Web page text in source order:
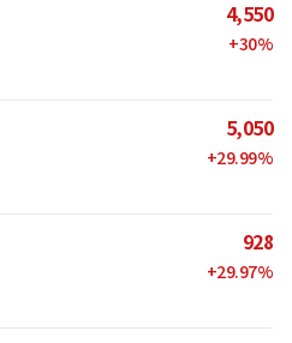
4,550
+30%
5,050
+29.99%
928
+29.97%